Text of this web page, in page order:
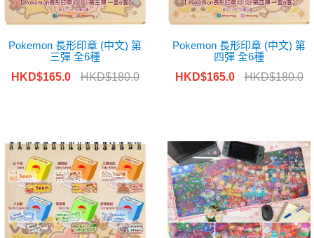
Pokemon 長形印章 (中文) 第
三彈 全6種
HKD$165.0
HKD$180.0
Pokemon 長形印章 (中文) 第
四彈 全6種
HKD$165.0
HKD$180.0